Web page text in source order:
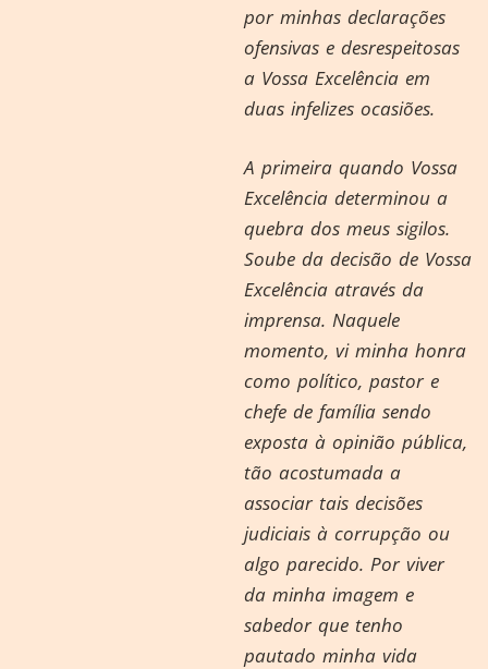
por minhas declarações
ofensivas e desrespeitosas
a Vossa Excelência em
duas infelizes ocasiões.
A primeira quando Vossa
Excelência determinou a
quebra dos meus sigilos.
Soube da decisão de Vossa
Excelência através da
imprensa. Naquele
momento, vi minha honra
como político, pastor e
chefe de família sendo
exposta à opinião pública,
tão acostumada a
associar tais decisões
judiciais à corrupção ou
algo parecido. Por viver
da minha imagem e
sabedor que tenho
pautado minha vida